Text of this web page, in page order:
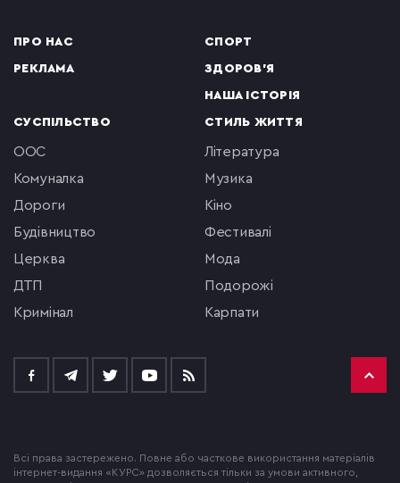
ПРО НАС
РЕКЛАМА
СПОРТ
ЗДОРОВ'Я
НАША ІСТОРІЯ
СУСПІЛЬСТВО
ООС
комуналка
Дороги
будівництво
церква
ДТП
кримінал
СТИЛЬ ЖИТТЯ
література
музика
кіно
фестивалі
мода
подорожі
Карпати
Всі права застережено. Повне або часткове використання матеріалів
інтернет-видання «КУРС» дозволяється тільки за умови активного,